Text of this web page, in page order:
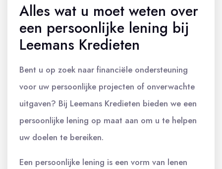
Alles wat u moet weten over
een persoonlijke lening bij
Leemans Kredieten
Bent u op zoek naar financiële ondersteuning
voor uw persoonlijke projecten of onverwachte
uitgaven? Bij Leemans Kredieten bieden we een
persoonlijke lening op maat aan om u te helpen
uw doelen te bereiken.
Een persoonlijke lening is een vorm van lenen